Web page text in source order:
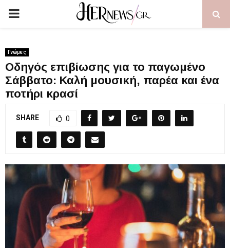
PRIMARY
Γνώμες
Οδηγός επιβίωσης για το παγωμένο
Σάββατο: Καλή μουσική, παρέα και ένα
ποτήρι κρασί
SHARE 0